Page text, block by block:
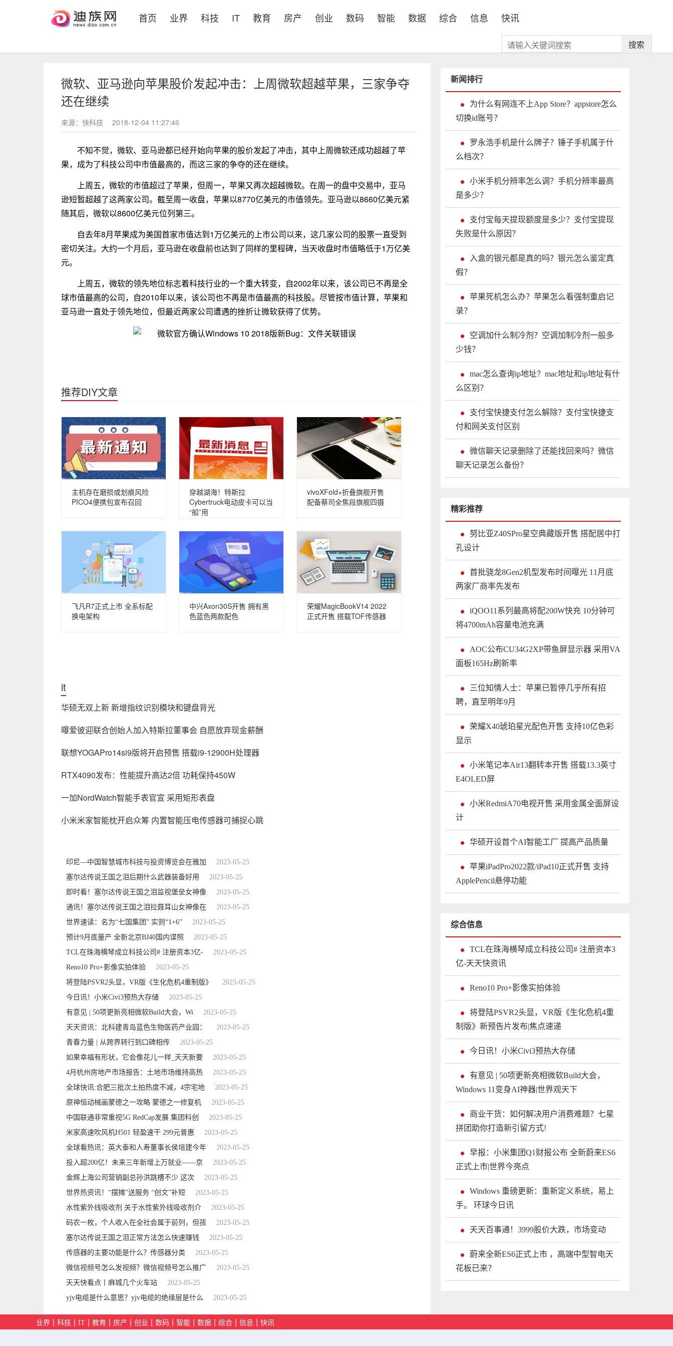
首页 (current)
业界 科技 IT 教育 房产 创业 数码 智能 数据 综合 信息 快讯
搜索
微软、亚马逊向苹果股价发起冲击：上周微软超越苹果，三家争夺
还在继续
来源：快科技 2018-12-04 11:27:46
不知不觉，微软、亚马逊都已经开始向苹果的股价发起了冲击，其中上周微软还成功超越了苹
果，成为了科技公司中市值最高的，而这三家的争夺的还在继续。
上周五，微软的市值超过了苹果，但周一，苹果又再次超越微软。在周一的盘中交易中，亚马
逊短暂超越了这两家公司。截至周一收盘，苹果以8770亿美元的市值领先。亚马逊以8660亿美元紧
随其后，微软以8600亿美元位列第三。
自去年8月苹果成为美国首家市值达到1万亿美元的上市公司以来，这几家公司的股票一直受到
密切关注。大约一个月后，亚马逊在收盘前也达到了同样的里程碑，当天收盘时市值略低于1万亿美
元。
上周五，微软的领先地位标志着科技行业的一个重大转变，自2002年以来，该公司已不再是全
球市值最高的公司，自2010年以来，该公司也不再是市值最高的科技股。尽管按市值计算，苹果和
亚马逊一直处于领先地位，但最近两家公司遭遇的挫折让微软获得了优势。
推荐DIY文章
主机存在磨损或划痕风险
PICO4便携包宣布召回
穿越湖海！特斯拉
Cybertruck电动皮卡可以当
“船”用
vivoXFold+折叠旗舰开售
配备蔡司全焦段旗舰四摄
飞凡R7正式上市 全系标配
换电架构
中兴Axon30S开售 拥有黑
色蓝色两款配色
荣耀MagicBookV14 2022
正式开售 搭载TOF传感器
it
华硕无双上新 新增指纹识别模块和键盘背光
曝爱彼迎联合创始人加入特斯拉董事会 自愿放弃现金薪酬
联想YOGAPro14si9版将开启预售 搭载i9-12900H处理器
RTX4090发布：性能提升高达2倍 功耗保持450W
一加NordWatch智能手表官宣 采用矩形表盘
小米米家智能枕开启众筹 内置智能压电传感器可捕捉心跳
印尼—中国智慧城市科技与投资博览会在雅加
2023-05-25
塞尔达传说王国之泪后期什么武器装备好用
2023-05-25
即时看！塞尔达传说王国之泪监视堡垒女神像
2023-05-25
通讯！塞尔达传说王国之泪拉聂耳山女神像在
2023-05-25
世界速读：名为“七国集团” 实则“1+6”
2023-05-25
预计9月底量产 全新北京BJ40国内谍照
2023-05-25
TCL在珠海横琴成立科技公司# 注册资本3亿-
2023-05-25
Reno10 Pro+影像实拍体验
2023-05-25
将登陆PSVR2头显，VR版《生化危机4重制版》
2023-05-25
今日讯！小米Civi3预热大存储
2023-05-25
有意见 | 50项更新亮相微软Build大会，Wi
2023-05-25
天天资讯：北科建青岛蓝色生物医药产业园：
2023-05-25
青春力量 | 从跨界转行到口碑相传
2023-05-25
如果幸福有形状，它会像花儿一样_天天新要
2023-05-25
4月杭州房地产市场报告：土地市场维持高热
2023-05-25
全球快讯:合肥三批次土拍热度不减，4宗宅地
2023-05-25
原神恒动械画蒙德之一攻略 蒙德之一修复机
2023-05-25
中国联通非常重视5G RedCap发展 集团科创
2023-05-25
米家高速吹风机H501 轻盈速干 299元普惠
2023-05-25
全球看热讯：英大泰和人寿董事长侯培建今年
2023-05-25
投入超200亿！未来三年新增上万就业——京
2023-05-25
金辉上海公司营销副总孙洪跳槽不少 这次
2023-05-25
世界热资讯！“摆摊”送服务 “创文”补短
2023-05-25
水性紫外线吸收剂 关于水性紫外线吸收剂介
2023-05-25
码农一枚，个人收入在全社会属于前列，但孩
2023-05-25
塞尔达传说王国之泪正常方法怎么快速赚钱
2023-05-25
传感器的主要功能是什么？传感器分类
2023-05-25
微信视频号怎么发视频？微信视频号怎么推广
2023-05-25
天天快看点丨麻城几个火车站
2023-05-25
yjv电缆是什么意思？yjv电缆的绝缘层是什么
2023-05-25
新闻排行
为什么有网连不上App Store？appstore怎么
切换id账号？
罗永浩手机是什么牌子？锤子手机属于什
么档次？
小米手机分辨率怎么调？手机分辨率最高
是多少？
支付宝每天提现额度是多少？支付宝提现
失败是什么原因？
入盒的银元都是真的吗？银元怎么鉴定真
假？
苹果死机怎么办？苹果怎么看强制重启记
录？
空调加什么制冷剂？空调加制冷剂一般多
少钱？
mac怎么查询ip地址？mac地址和ip地址有什
么区别？
支付宝快捷支付怎么解除？支付宝快捷支
付和网关支付区别
微信聊天记录删除了还能找回来吗？微信
聊天记录怎么备份？
精彩推荐
努比亚Z40SPro星空典藏版开售 搭配居中打
孔设计
首批骁龙8Gen2机型发布时间曝光 11月底
两家厂商率先发布
iQOO11系列最高将配200W快充 10分钟可
将4700mAh容量电池充满
AOC公布CU34G2XP带鱼屏显示器 采用VA
面板165Hz刷新率
三位知情人士：苹果已暂停几乎所有招
聘，直至明年9月
荣耀X40琥珀星光配色开售 支持10亿色彩
显示
小米笔记本Air13翻转本开售 搭载13.3英寸
E4OLED屏
小米RedmiA70电视开售 采用金属全面屏设
计
华硕开设首个AI智能工厂 提高产品质量
苹果iPadPro2022款/iPad10正式开售 支持
ApplePencil悬停功能
综合信息
TCL在珠海横琴成立科技公司# 注册资本3
亿-天天快资讯
Reno10 Pro+影像实拍体验
将登陆PSVR2头显，VR版《生化危机4重
制版》新预告片发布|焦点速递
今日讯！小米Civi3预热大存储
有意见 | 50项更新亮相微软Build大会，
Windows 11变身AI神器|世界观天下
商业干货：如何解决用户消费难题？七星
拼团助你打造新引留方式!
早报：小米集团Q1财报公布 全新蔚来ES6
正式上市|世界今亮点
Windows 重磅更新：重新定义系统，易上
手。 环球今日讯
天天百事通！3999股价大跌，市场变动
蔚来全新ES6正式上市 ，高端中型智电天
花板已来？
业界 | 科技 | IT | 教育 | 房产 | 创业 | 数码 | 智能 | 数据 | 综合 | 信息 | 快讯